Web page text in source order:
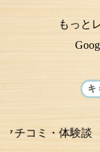
もっと
体験談